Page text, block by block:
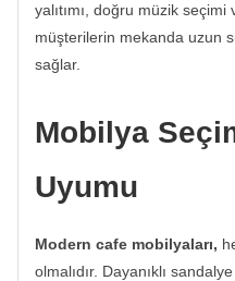
yalıtımı, doğru müzik seçimi
müşterilerin mekanda uzun
sağlar.
Mobilya
Uyumu
Modern cafe mobilyaları,
olmalıdır. Dayanıklı